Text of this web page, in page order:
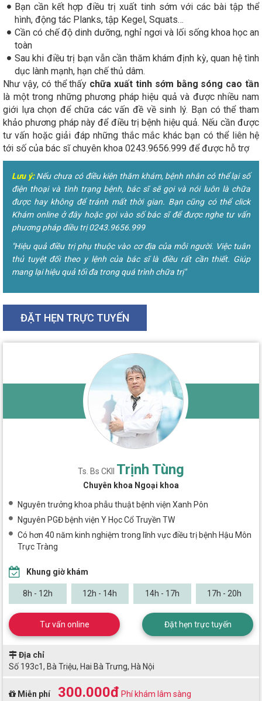
Bạn cần kết hợp điều trị xuất tinh sớm với các bài tập thể
hình, động tác Planks, tập Kegel, Squats…
Cần có chế độ dinh dưỡng, nghỉ ngơi và lối sống khoa học an
toàn
Sau khi điều trị bạn vẫn cần thăm khám định kỳ, quan hệ tình
dục lành mạnh, hạn chế thủ dâm.
Như vậy, có thể thấy chữa xuất tinh sớm bằng sóng cao tần
là một trong những phương pháp hiệu quả và được nhiều nam
giới lựa chọn để chữa các vấn đề về sinh lý. Bạn có thể tham
khảo phương pháp này để điều trị bệnh hiệu quả. Nếu cần được
tư vấn hoặc giải đáp những thắc mắc khác bạn có thể liên hệ
tới số của bác sĩ chuyên khoa 0243.9656.999 để được hỗ trợ
Lưu ý:Nếu chưa có điều kiện thăm khám, bệnh nhân có thể lại số
điện thoại và tình trạng bệnh, bác sĩ sẽ gọi và nói luôn là chữa
được hay không để tránh mất thời gian. Bạn cũng có thể click
Khám online ở đây hoặc gọi vào số bác sĩ để được nghe tư vấn
phương pháp điều trị 0243.9656.999
"Hiệu quả điều trị phụ thuộc vào cơ địa của mỗi người. Việc tuân
thủ tuyệt đối theo y lệnh của bác sĩ là điều rất cần thiết. Giúp
mang lại hiệu quả tối đa trong quá trình chữa trị"
ĐẶT HẸN TRỰC TUYẾN
Ts. Bs CKII Trịnh Tùng
Chuyên khoa Ngoại khoa
Nguyên trưởng khoa phẫu thuật bệnh viện Xanh Pôn
Nguyên PGĐ bệnh viện Y Học Cổ Truyền TW
Có hơn 40 năm kinh nghiệm trong lĩnh vực điều trị bệnh Hậu Môn
Trực Tràng
Khung giờ khám
8h - 12h 12h - 14h 14h - 17h 17h - 20h
Tư vấn online Đặt hẹn trực tuyến
Địa chỉ
Số 193c1, Bà Triệu, Hai Bà Trưng, Hà Nội
Miễn phí 300.000đ Phí khám lâm sàng